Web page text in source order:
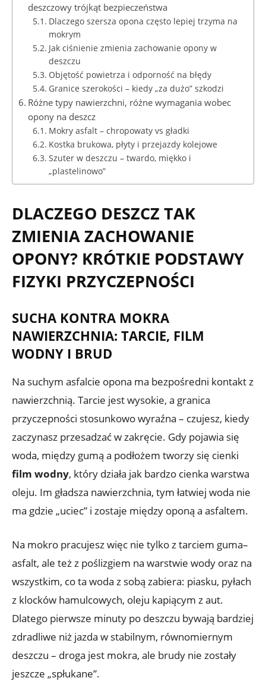
deszczowy trójkąt bezpieczeństwa
Dlaczego szersza opona często lepiej trzyma na
mokrym
Jak ciśnienie zmienia zachowanie opony w
deszczu
Objętość powietrza i odporność na błędy
Granice szerokości – kiedy „za dużo” szkodzi
Różne typy nawierzchni, różne wymagania wobec
opony na deszcz
Mokry asfalt – chropowaty vs gładki
Kostka brukowa, płyty i przejazdy kolejowe
Szuter w deszczu – twardo, miękko i
„plastelinowo”
DLACZEGO DESZCZ TAK
ZMIENIA ZACHOWANIE
OPONY? KRÓTKIE PODSTAWY
FIZYKI PRZYCZEPNOŚCI
SUCHA KONTRA MOKRA
NAWIERZCHNIA: TARCIE, FILM
WODNY I BRUD
Na suchym asfalcie opona ma bezpośredni kontakt z
nawierzchnią. Tarcie jest wysokie, a granica
przyczepności stosunkowo wyraźna – czujesz, kiedy
zaczynasz przesadzać w zakręcie. Gdy pojawia się
woda, między gumą a podłożem tworzy się cienki
film wodny, który działa jak bardzo cienka warstwa
oleju. Im gładsza nawierzchnia, tym łatwiej woda nie
ma gdzie „uciec” i zostaje między oponą a asfaltem.
Na mokro pracujesz więc nie tylko z tarciem guma–
asfalt, ale też z poślizgiem na warstwie wody oraz na
wszystkim, co ta woda z sobą zabiera: piasku, pyłach
z klocków hamulcowych, oleju kapiącym z aut.
Dlatego pierwsze minuty po deszczu bywają bardziej
zdradliwe niż jazda w stabilnym, równomiernym
deszczu – droga jest mokra, ale brudy nie zostały
jeszcze „spłukane”.